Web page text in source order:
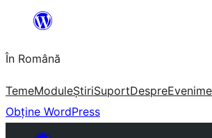
conținut
În Română
TemeModuleȘtiriSuportDespre
Obține WordPress